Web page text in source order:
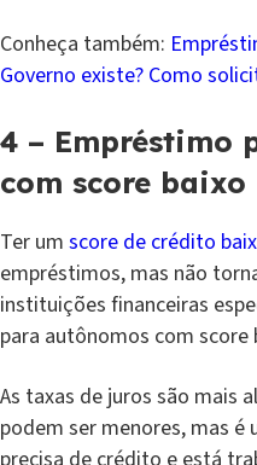
Conheça também:
Governo existe? Como
4 – Empréstimo
com score baixo
Ter um score de crédito
empréstimos, mas não
instituições financeiras
para autônomos com score
As taxas de juros são mais
podem ser menores, mas